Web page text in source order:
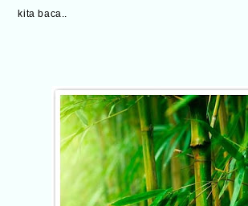
kita baca..